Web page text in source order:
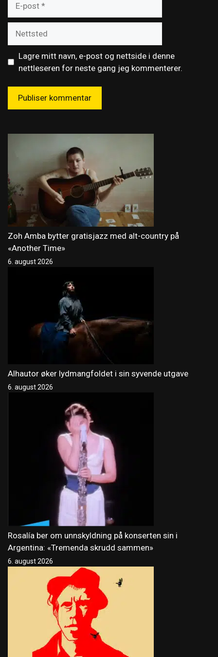
post
Lagre mitt navn, e-post og nettside i denne
nettleseren for neste gang jeg kommenterer.
Zoh Amba bytter gratisjazz med alt-country på
«Another Time»
6. august 2026
Alhautor øker lydmangfoldet i sin syvende utgave
6. august 2026
Rosalía ber om unnskyldning på konserten sin i
Argentina: «Tremenda skrudd sammen»
6. august 2026